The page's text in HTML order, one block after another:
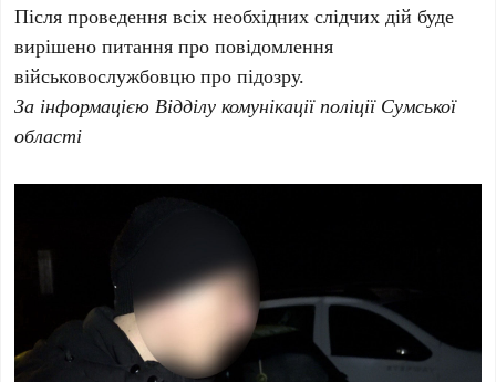
Після проведення всіх необхідних слідчих дій буде
вирішено питання про повідомлення
військовослужбовцю про підозру.
За інформацією Відділу комунікації поліції Сумської
області